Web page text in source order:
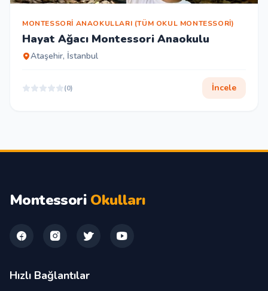
MONTESSORI ANAOKULLARI (TÜM OKUL MONTESSORI)
Hayat Ağacı Montessori Anaokulu
Ataşehir, İstanbul
(0) İncele
Montessori Okulları
Hızlı Bağlantılar